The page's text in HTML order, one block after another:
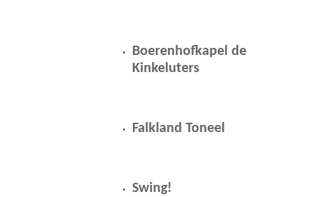
Boerenhofkapel de
Kinkeluters
Falkland Toneel
Swing!